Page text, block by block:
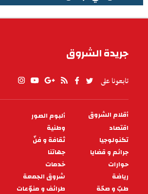
جريدة الشروق
تابعونا على
PIED
DE
PAGE
أقلام الشروق
ألبوم الصور
اقتصاد
وطنية
تكنولوجيا
ثقافة و فنّ
جرائم و قضايا
جهاتنا
حوارات
خدمات
رياضة
شروق الجمعة
طبّ و صحّة
طرائف و منوّعات